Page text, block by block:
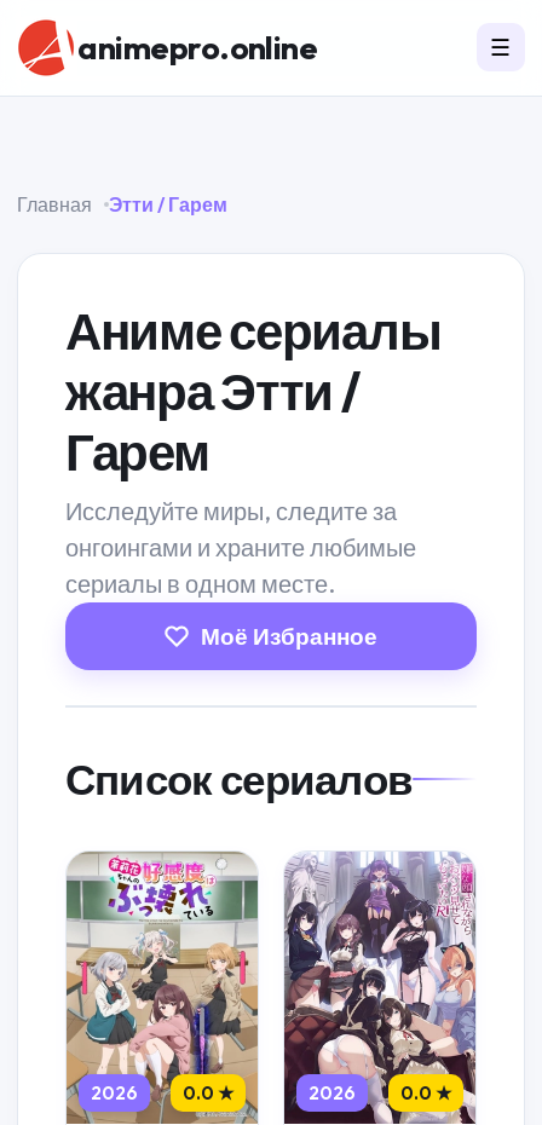
animepro.online ☰
Главная Этти / Гарем
Аниме сериалы
жанра Этти /
Гарем
Исследуйте миры, следите за
онгоингами и храните любимые
сериалы в одном месте.
Моё Избранное
Список сериалов
2026 0.0 ★ 2026 0.0 ★